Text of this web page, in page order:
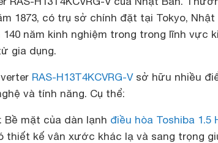
1873, có trụ sở chính đặt tại Tokyo, Nhật
năm kinh nghiệm trong trong lĩnh vực
gia dụng.
RAS-H13T4KCVRG-Vsở hữu nhiều
và tính năng. Cụ thể:
mặt của dàn lạnh điều hòa Toshiba 1.5
thiết kế vân xước khác lạ và sang trọng